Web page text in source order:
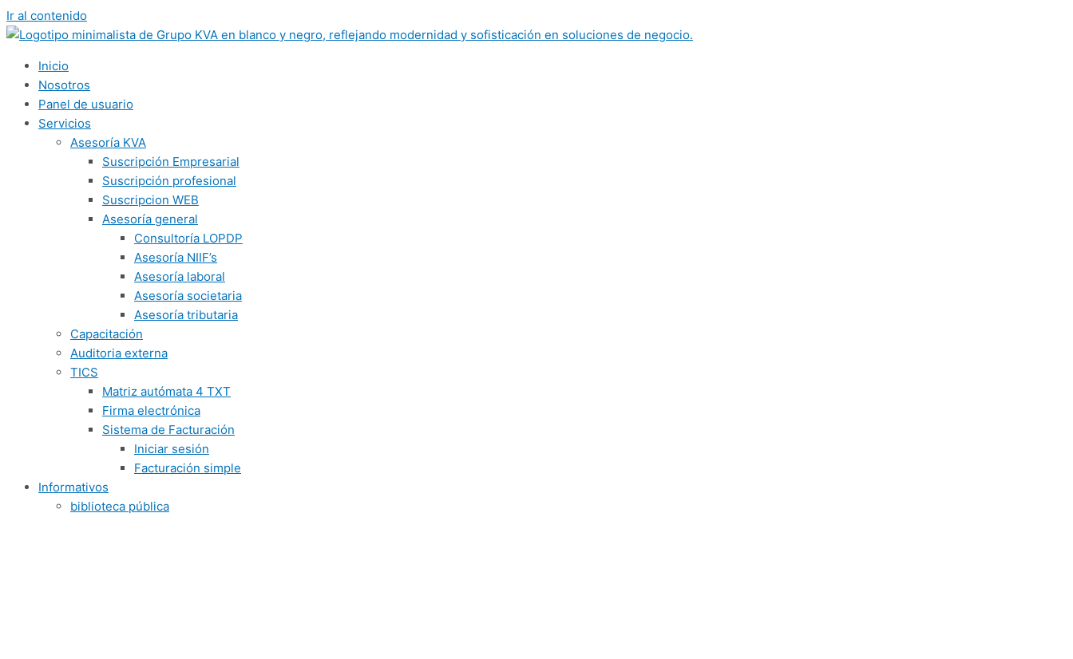
Ir al contenido
Inicio
Nosotros
Panel de usuario
Servicios
Asesoría KVA
Suscripción Empresarial
Suscripción profesional
Suscripcion WEB
Asesoría general
Consultoría LOPDP
Asesoría NIIF’s
Asesoría laboral
Asesoría societaria
Asesoría tributaria
Capacitación
Auditoria externa
TICS
Matriz autómata 4 TXT
Firma electrónica
Sistema de Facturación
Iniciar sesión
Facturación simple
Informativos
biblioteca pública